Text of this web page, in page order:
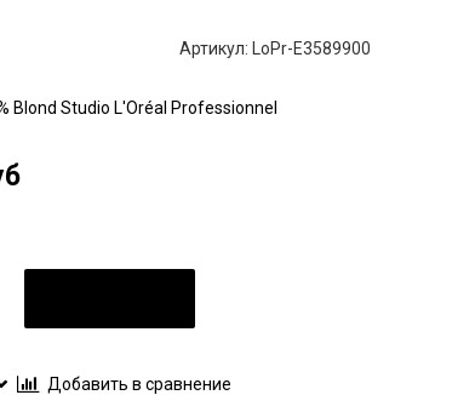
Артикул: LoPr-E3589900
Blond Studio L'Oréal Professionnel
Добавить в сравнение